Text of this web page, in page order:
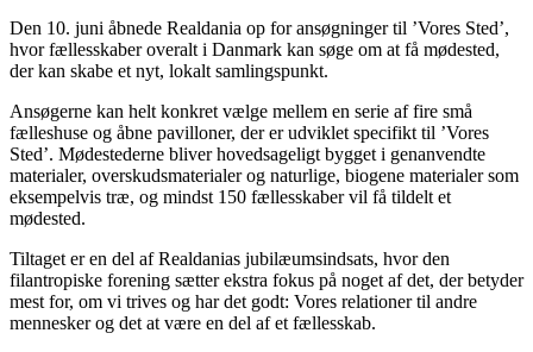
Den 10. juni åbnede Realdania op for ansøgninger til ’Vores Sted’,
hvor fællesskaber overalt i Danmark kan søge om at få mødested,
der kan skabe et nyt, lokalt samlingspunkt.
Ansøgerne kan helt konkret vælge mellem en serie af fire små
fælleshuse og åbne pavilloner, der er udviklet specifikt til ’Vores
Sted’. Mødestederne bliver hovedsageligt bygget i genanvendte
materialer, overskudsmaterialer og naturlige, biogene materialer som
eksempelvis træ, og mindst 150 fællesskaber vil få tildelt et
mødested.
Tiltaget er en del af Realdanias jubilæumsindsats, hvor den
filantropiske forening sætter ekstra fokus på noget af det, der betyder
mest for, om vi trives og har det godt: Vores relationer til andre
mennesker og det at være en del af et fællesskab.